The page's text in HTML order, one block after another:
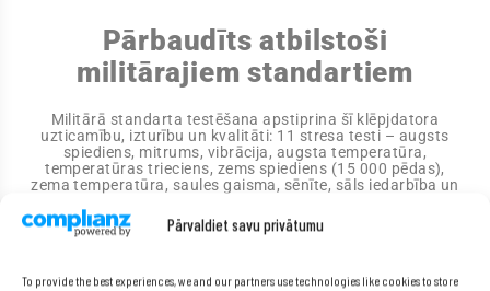
Pārvaldiet savu privātumu
To provide the best experiences, we and our partners use technologies like cookies to store
Pārbaudīts atbilstoši
militārajiem standartiem
Militārā standarta testēšana apstiprina šī klēpjdatora
uzticamību, izturību un kvalitāti: 11 stresa testi – augsts
spiediens, mitrums, vibrācija, augsta temperatūra,
temperatūras trieciens, zems spiediens (15 000 pēdas),
zema temperatūra, saules gaisma, sēnīte, sāls iedarbība un